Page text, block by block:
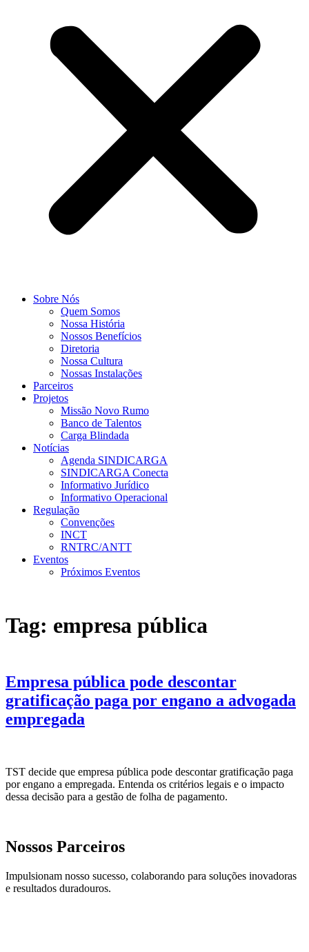
Sobre Nós
Quem Somos
Nossa História
Nossos Benefícios
Diretoria
Nossa Cultura
Nossas Instalações
Parceiros
Projetos
Missão Novo Rumo
Banco de Talentos
Carga Blindada
Notícias
Agenda SINDICARGA
SINDICARGA Conecta
Informativo Jurídico
Informativo Operacional
Regulação
Convenções
INCT
RNTRC/ANTT
Eventos
Próximos Eventos
Tag: empresa pública
Empresa pública pode descontar
gratificação paga por engano a advogada
empregada
TST decide que empresa pública pode descontar gratificação paga
por engano a empregada. Entenda os critérios legais e o impacto
dessa decisão para a gestão de folha de pagamento.
Nossos Parceiros
Impulsionam nosso sucesso, colaborando para soluções inovadoras
e resultados duradouros.